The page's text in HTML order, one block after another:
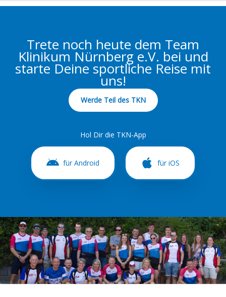
Trete noch heute dem Team
Klinikum Nürnberg e.V. bei und
starte Deine sportliche Reise mit
uns!
Werde Teil des TKN
Hol Dir die TKN-App
für Android für iOS